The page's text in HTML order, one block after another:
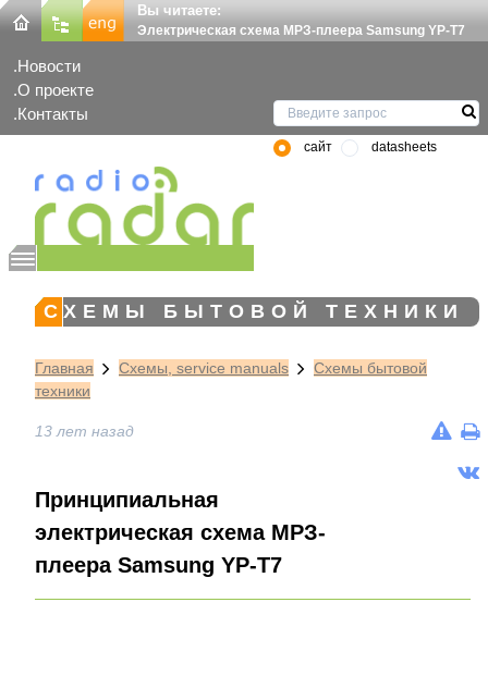
Вы читаете:
Электрическая схема МРЗ-плеера Samsung YP-T7
Новости
О проекте
Контакты
сайт datasheets
СХЕМЫ БЫТОВОЙ ТЕХНИКИ
Главная Схемы, service manuals
Схемы бытовой
техники
13 лет назад
Принципиальная
электрическая схема МРЗ-
плеера Samsung YP-T7